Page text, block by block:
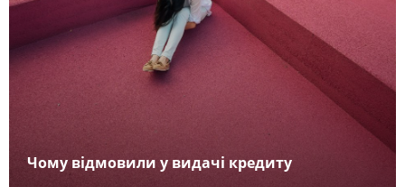
Чому відмовили у видачі кредиту